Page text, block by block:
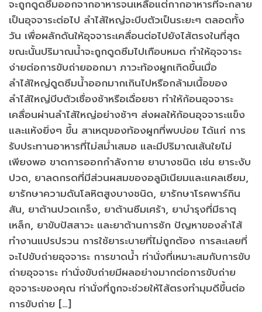
จะถูกดูดซึมออกจากอาหารจนเหลือแต่กากอาหารที่จะกลาย
เป็นอุจจาระต่อไป ลำไส้ใหญ่จะบีบตัวเป็นระยะๆ ตลอดทั้ง
วัน เพื่อผลักดันให้อุจจาระเคลื่อนต่อไปยังไส้ตรงในที่สุด
ขณะนั้นปริมาณน้ำจะถูกดูดซึมไปเกือบหมด ทำให้อุจจาระ
ง่ายต่อการขับถ่ายออกมา ภาวะท้องผูกเกิดขึ้นเมื่อ
ลำไส้ใหญ่ดูดซึมน้ำออกมากเกินไปหรือกล้ามเนื้อของ
ลำไส้ใหญ่บีบตัวเชื่องช้าหรือเฉื่อยชา ทำให้ก้อนอุจจาระ
เคลื่อนผ่านลำไส้ใหญ่อย่างช้าๆ ส่งผลให้ก้อนอุจจาระแข็ง
และแห้งยิ่งๆ ขึ้น สาเหตุของท้องผูกที่พบบ่อย ได้แก่ การ
รับประทานอาหารที่ไม่สม่ำเสมอ และมีปริมาณเส้นใยไม่
เพียงพอ ขาดการออกกำลังกาย ยาบางชนิด เช่น ยาระงับ
ปวด, ยาลดกรดที่มีส่วนผสมของอลูมิเนียมและแคลเซียม,
ยารักษาความดันโลหิตสูงบางชนิด, ยารักษาโรคพาร์กิน
สัน, ยาต้านปวดเกร็ง, ยาต้านซึมเศร้า, ยาบำรุงที่มีธาตุ
เหล็ก, ยาขับปัสสาวะ และยาต้านการชัก ปัญหาของลำไส้
ทำงานแปรปรวน การใช้ยาระบายที่ไม่ถูกต้อง การละเลยที่
จะไปขับถ่ายอุจจาระ การขาดน้ำ ท่านั่งที่เหมาะสมกับการขับ
ถ่ายอุจจาระ ท่านั่งขับถ่ายมีผลอย่างมากต่อการขับถ่าย
อุจจาระของคุณ ท่านั่งที่ถูกจะช่วยให้ไส้ตรงทำมุมดีขึ้นต่อ
การขับถ่าย […]